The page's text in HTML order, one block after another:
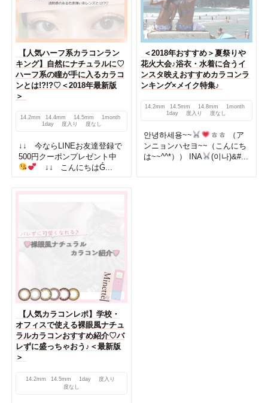
【人気ハーフ系カラコンラン
キング】自然にナチュラルに♡
ハーフ系の瞳が手に入るカラコ
ンとは!?!?♡＜2018年最新版
＞
14.2mm 14.4mm 14.5mm
1month
1day
度入り 度なし
↓↓ 今ならLINEお友達登録で
500円クーポンプレゼント中
↓↓ こんにちはǴ...
＜2018年おすすめ＞夏祭りや
花火大会♪浴衣・水着に合うイ
ンスタ映えおすすめカラコンラ
ンキング×メイク特集♪
14.2mm 14.5mm 14.8mm
1month
1day
度入り 度なし
안녕하세용~~
ㅎㅎ （ア
ンニョンハセヨ~~（こんにち
は~~^^*）） INA
(이나)&#...
【人気カラコンレポ】学校・
オフィスで使える裸眼風ナチュ
ラルカラコンおすすめ紹介♡バ
レずに盛っちゃおう♪＜最新版
＞
14.2mm 14.5mm 1day
度入り
度なし